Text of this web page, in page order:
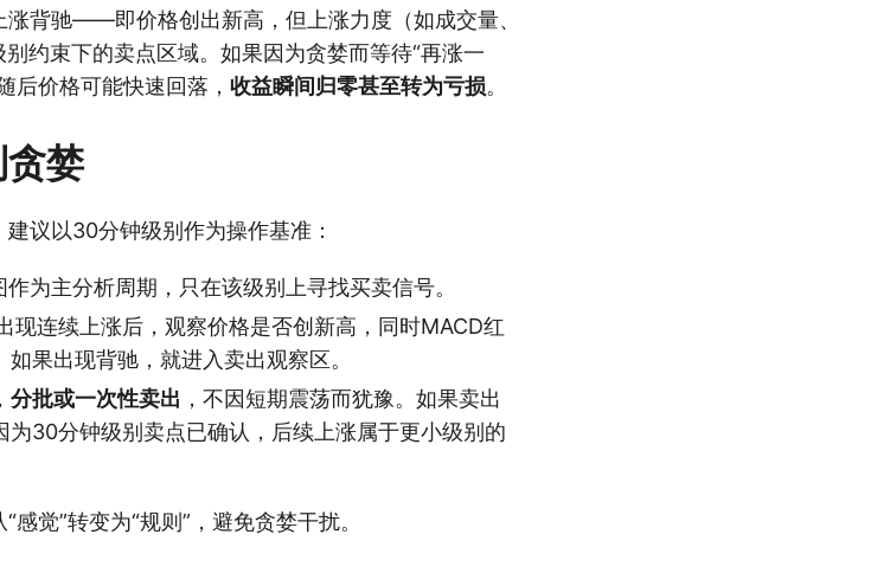
背驰——即价格创出新高，但上涨力度（如成交量、
约束下的卖点区域。如果因为贪婪而等待“再涨一
后价格可能快速回落， 收益瞬间归零甚至转为亏损。
婪
建议以30分钟级别作为操作基准：
作为主分析周期，只在该级别上寻找买卖信号。
现连续上涨后，观察价格是否创新高，同时MACD红
果出现背驰，就进入卖出观察区。
分批或一次性卖出 ，不因短期震荡而犹豫。如果卖出
30分钟级别卖点已确认，后续上涨属于更小级别的
觉”转变为“规则”，避免贪婪干扰。